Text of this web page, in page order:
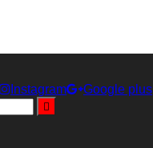
Instagram Google plus
